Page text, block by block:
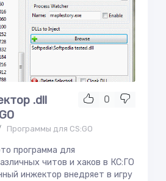
0
.dll
Программы для CS:GO
программа для
читов и хаков в КС:ГО
инжектор внедряет в игру